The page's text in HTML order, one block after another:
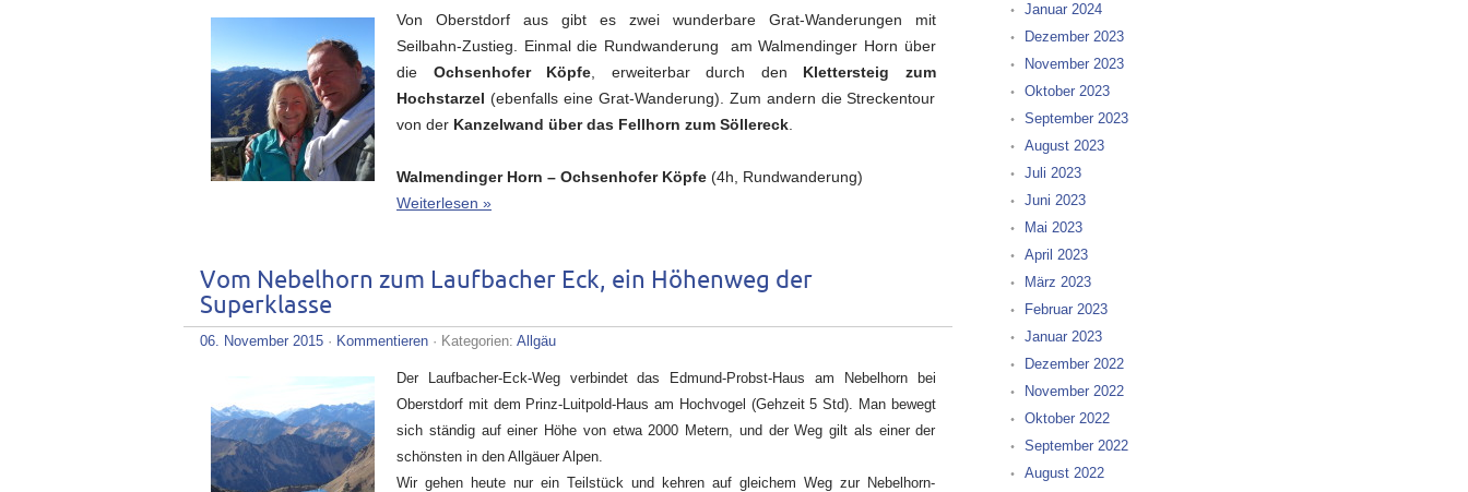
Von Oberstdorf aus gibt es zwei wunderbare Grat-Wanderungen mit
Seilbahn-Zustieg. Einmal die Rundwanderung am Walmendinger Horn über
die Ochsenhofer Köpfe , erweiterbar durch den Klettersteig zum
Hochstarzel (ebenfalls eine Grat-Wanderung). Zum andern die Streckentour
von der Kanzelwand über das Fellhorn zum Söllereck
Walmendinger Horn – Ochsenhofer Köpfe (4h, Rundwanderung)
Weiterlesen »
Vom Nebelhorn zum Laufbacher Eck, ein Höhenweg der
Superklasse
06. November 2015 · Kommentieren · Kategorien: Allgäu
Der Laufbacher-Eck-Weg verbindet das Edmund-Probst-Haus am Nebelhorn bei
Oberstdorf mit dem Prinz-Luitpold-Haus am Hochvogel (Gehzeit 5 Std). Man bewegt
sich ständig auf einer Höhe von etwa 2000 Metern, und der Weg gilt als einer der
schönsten in den Allgäuer Alpen.
Wir gehen heute nur ein Teilstück und kehren auf gleichem Weg zur Nebelhorn-
Januar 2024
Dezember 2023
November 2023
Oktober 2023
September 2023
August 2023
Juli 2023
Juni 2023
Mai 2023
April 2023
März 2023
Februar 2023
Januar 2023
Dezember 2022
November 2022
Oktober 2022
September 2022
August 2022